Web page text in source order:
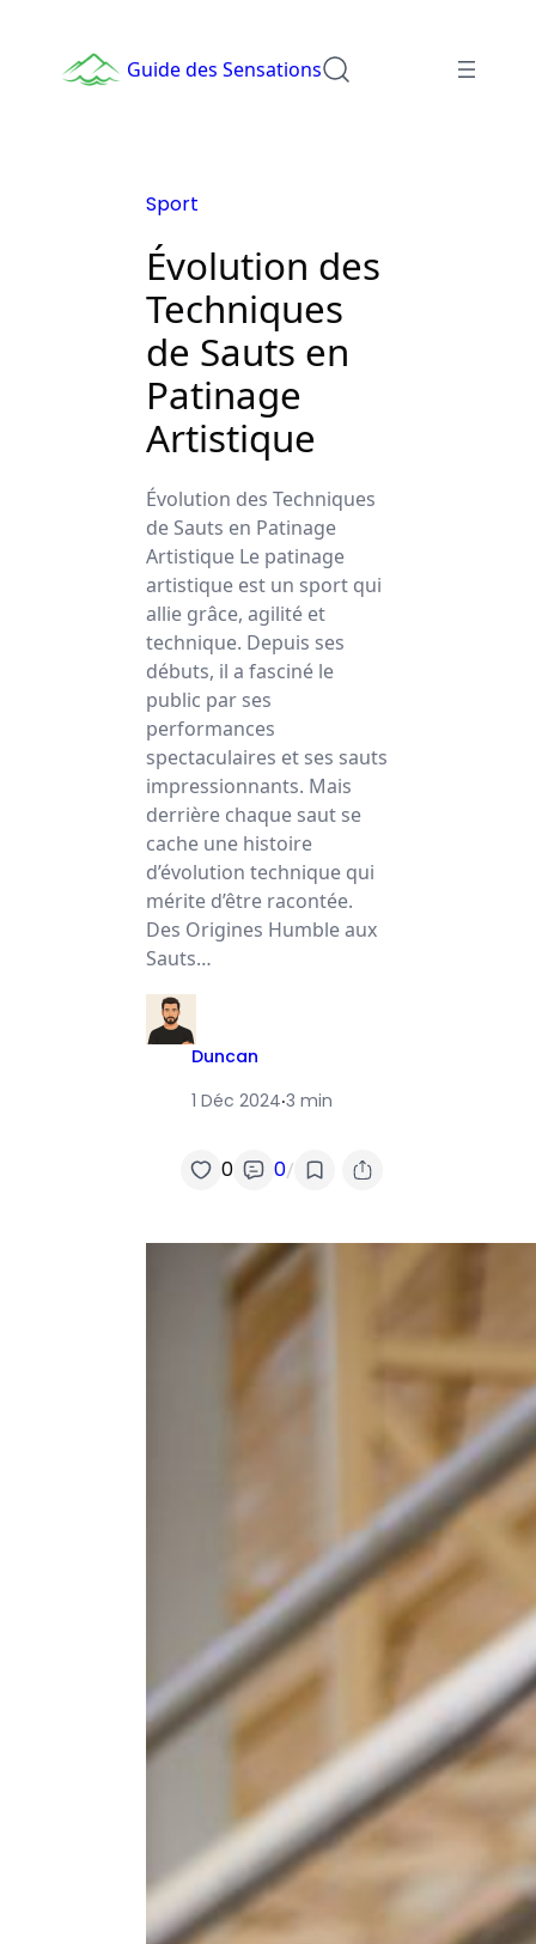
contenu
Guide des Sensations
Sport
Évolution des
Techniques
de Sauts en
Patinage
Artistique
Évolution des Techniques
de Sauts en Patinage
Artistique Le patinage
artistique est un sport qui
allie grâce, agilité et
technique. Depuis ses
débuts, il a fasciné le
public par ses
performances
spectaculaires et ses sauts
impressionnants. Mais
derrière chaque saut se
cache une histoire
d’évolution technique qui
mérite d’être racontée.
Des Origines Humble aux
Sauts…
Duncan
1 Déc 2024·3 min
0 0/